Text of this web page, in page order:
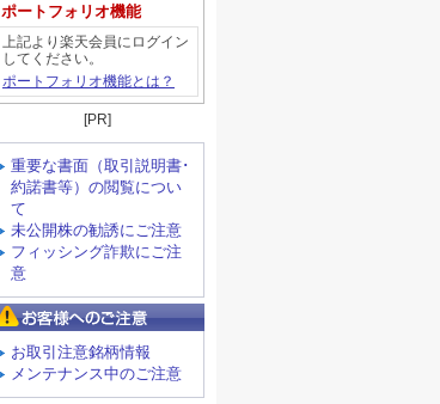
ポートフォリオ機能
上記より楽天会員にログイン
してください。
ポートフォリオ機能とは？
[PR]
重要な書面（取引説明書･
約諾書等）の閲覧につい
て
未公開株の勧誘にご注意
フィッシング詐欺にご注
意
お取引注意銘柄情報
メンテナンス中のご注意